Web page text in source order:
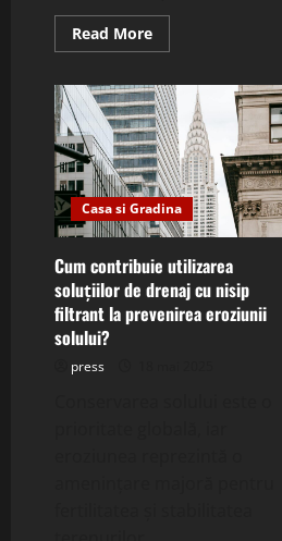
Read MoreRead
more
sunt
serviciile
de
proiectare
pentru
construcții
rezistente
la
cutremure
și
asigură
siguranța?
Casa si Gradina
Cum contribuie utilizarea
soluțiilor de drenaj cu nisip
filtrant la prevenirea eroziunii
solului?
press